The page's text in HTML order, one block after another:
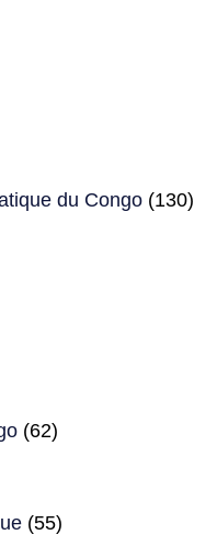
du Congo (130)
(62)
(55)